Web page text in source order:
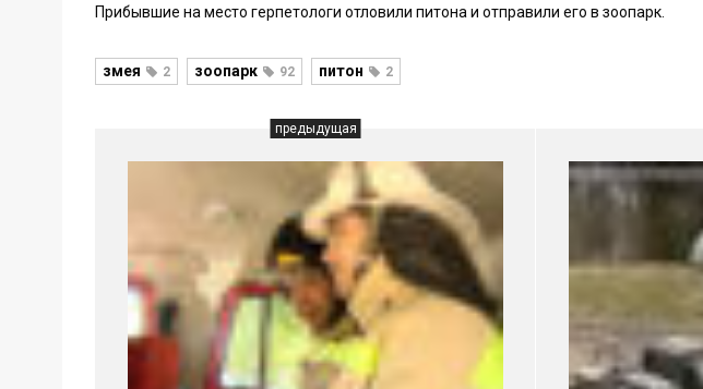
Прибывшие на место герпетологи отловили питона и отправили его в зоопарк.
змея 2 зоопарк 92 питон 2
предыдущая